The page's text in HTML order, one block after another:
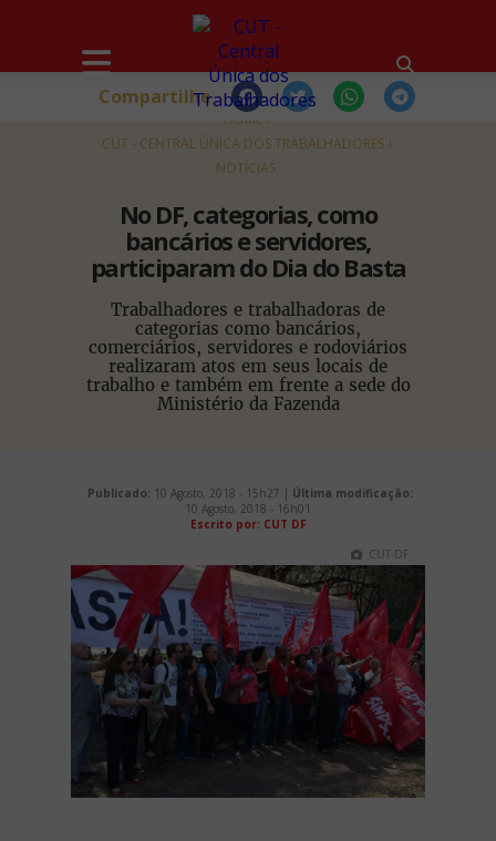
HOME
CUT - CENTRAL ÚNICA DOS TRABALHADORES
NOTÍCIAS
No DF, categorias, como
bancários e servidores,
participaram do Dia do Basta
Trabalhadores e trabalhadoras de
categorias como bancários,
comerciários, servidores e rodoviários
realizaram atos em seus locais de
trabalho e também em frente a sede do
Ministério da Fazenda
Compartilhe
Publicado: 10 Agosto, 2018 - 15h27 | Última modificação:
10 Agosto, 2018 - 16h01
Escrito por: CUT DF
CUT-DF